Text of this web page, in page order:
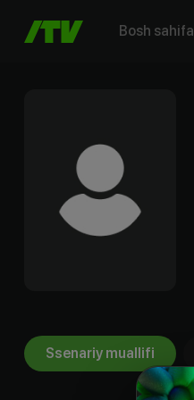
Bosh sahifa
Ssenariy muallifi